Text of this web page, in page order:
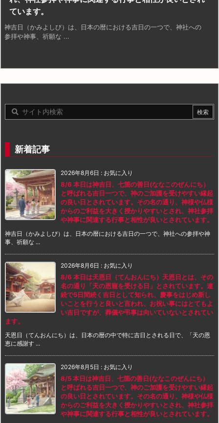
ています。
神吉日（かみよしび）は、日本の暦における吉日の一つで、神社への
参拝や神事、祈願な ...
新着記事
2026年8月6日 : お気に入り
8/6 本日は神吉日、七箇の善日(ななこのぜんにち）
と呼ばれる吉日一つで、神のご加護を受けやすい縁起
の良い日とされています。その名の通り、神様や仏様
からのご利益を大きく授かりやすいとされ、神社参拝
や神事に関連する行事と相性が良いとされています。
神吉日（かみよしび）は、日本の暦における吉日の一つで、神社への参拝や神
事、祈願な ...
2026年8月6日 : お気に入り
8/6 本日は天恩日（てんおんにち）天恩日とは、その
名の通り「天の恩寵を受ける日」とされています。連
続で5日間続く吉日として知られ、慶事をはじめ新し
いことを行うと良いと言われ、お祝い事にはとてもよ
い吉日ですが、葬儀や弔事は向いていないとされてい
ます。
天恩日（てんおんにち）は、日本の暦の中で特に吉日とされる日で、「天の恩
恵に感謝す ...
2026年8月5日 : お気に入り
8/5 本日は神吉日、七箇の善日(ななこのぜんにち）
と呼ばれる吉日一つで、神のご加護を受けやすい縁起
の良い日とされています。その名の通り、神様や仏様
からのご利益を大きく授かりやすいとされ、神社参拝
や神事に関連する行事と相性が良いとされています。